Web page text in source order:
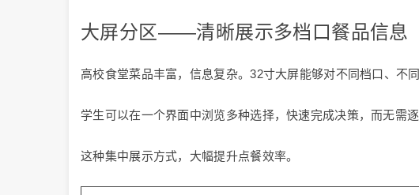
大屏分区——清晰展示多档口餐品信息
高校食堂菜品丰富，信息复杂。32寸大屏能够对不同档口、不
学生可以在一个界面中浏览多种选择，快速完成决策，而无需逐
这种集中展示方式，大幅提升点餐效率。